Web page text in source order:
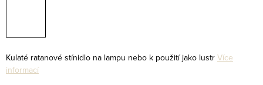
Kulaté ratanové stínidlo na lampu nebo k použití jako lustr Více
informací